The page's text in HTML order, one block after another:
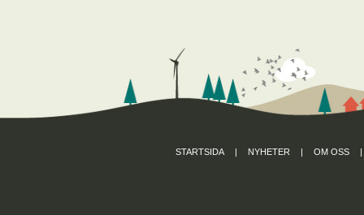
STARTSIDA | NYHETER | OM OSS |